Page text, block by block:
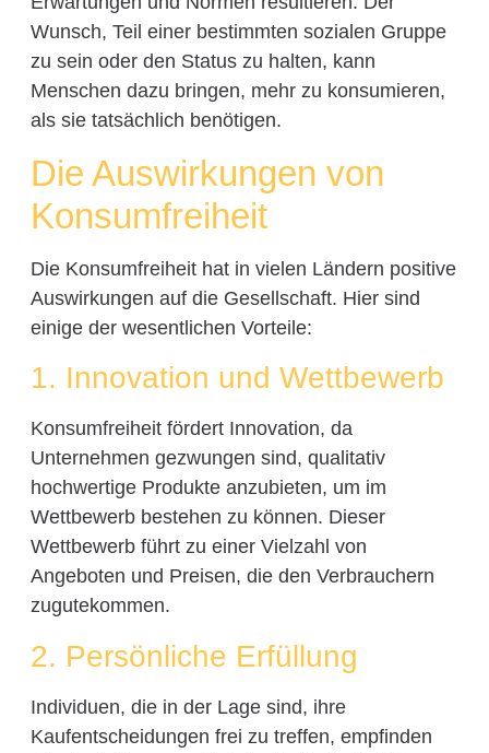
Wunsch, Teil einer bestimmten sozialen Gruppe
zu sein oder den Status zu halten, kann
Menschen dazu bringen, mehr zu konsumieren,
als sie tatsächlich benötigen.
Die Auswirkungen von
Konsumfreiheit
Die Konsumfreiheit hat in vielen Ländern positive
Auswirkungen auf die Gesellschaft. Hier sind
einige der wesentlichen Vorteile:
1. Innovation und Wettbewerb
Konsumfreiheit fördert Innovation, da
Unternehmen gezwungen sind, qualitativ
hochwertige Produkte anzubieten, um im
Wettbewerb bestehen zu können. Dieser
Wettbewerb führt zu einer Vielzahl von
Angeboten und Preisen, die den Verbrauchern
zugutekommen.
2. Persönliche Erfüllung
Individuen, die in der Lage sind, ihre
Kaufentscheidungen frei zu treffen, empfinden